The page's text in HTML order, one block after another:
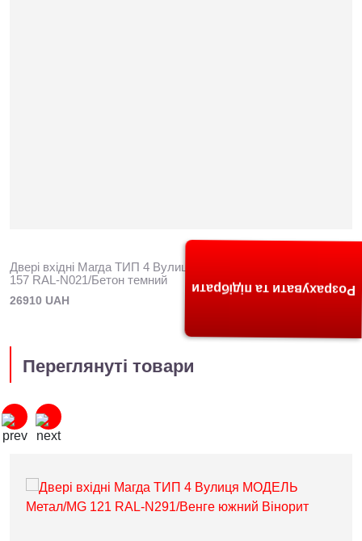
Двері вхідні Магда ТИП 4 Вулиця МОДЕЛЬ Орнамент 1/MG
157 RAL-N021/Бетон темний
26910 UAH
Переглянуті товари
Розрахувати та підібрати